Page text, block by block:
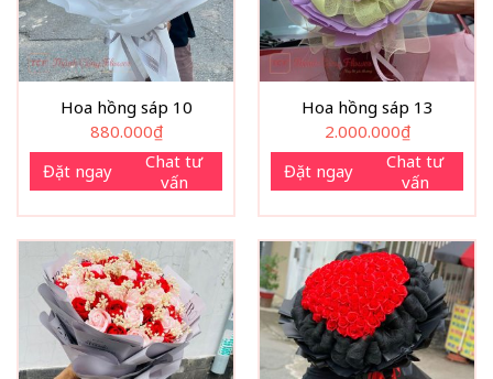
Hoa hồng sáp 10
880.000₫
Đặt ngay
Chat tư
vấn
Hoa hồng sáp 13
2.000.000₫
Đặt ngay
Chat tư
vấn